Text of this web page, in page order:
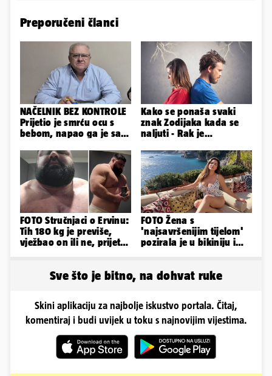
Preporučeni članci
NAČELNIK BEZ KONTROLE
Prijetio je smrću ocu s
bebom, napao ga je sa
Kako se ponaša svaki
znak Zodijaka kada se
naljuti - Rak je
oprašta
FOTO Stručnjaci o Ervinu:
Tih 180 kg je previše,
vježbao on ili ne, prijete
FOTO Žena s
'najsavršenijim tijelom'
pozirala je u bikiniju i
Sve što je bitno, na dohvat ruke
Skini aplikaciju za najbolje iskustvo portala. Čitaj,
komentiraj i budi uvijek u toku s najnovijim vijestima.